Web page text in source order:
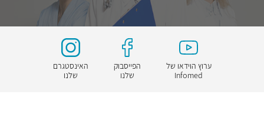
ערוץ הוידאו של
Infomed
הפייסבוק
שלנו
האינסטגרם
שלנו